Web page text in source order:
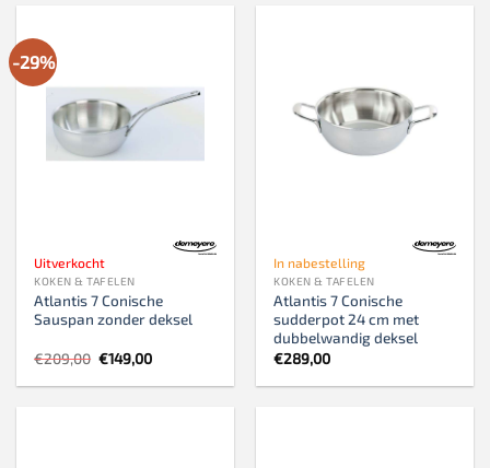
-29%
Uitverkocht
KOKEN & TAFELEN
Atlantis 7 Conische
Sauspan zonder deksel
€209,00 Oorspronkelijke
prijs
was:
€149,00Huidige
is:
In nabestelling
KOKEN & TAFELEN
Atlantis 7 Conische
sudderpot 24 cm met
dubbelwandig deksel
€289,00